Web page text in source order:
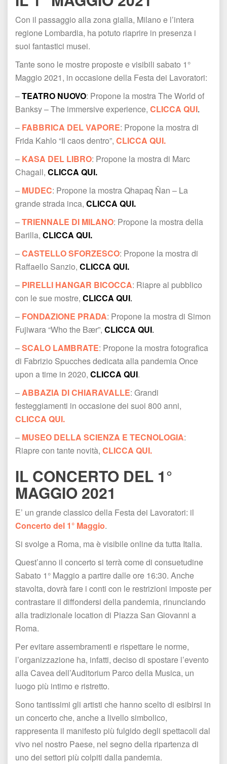
Con il passaggio alla zona gialla, Milano e l’intera
regione Lombardia, ha potuto riaprire in presenza i
uoi fantastici musei.
Tante sono le mostre proposte e visibili sabato 1°
Maggio 2021, in occasione della Festa dei Lavoratori:
– TEATRO NUOVO: Propone la mostra The World of
Banksy – The immersive experience, CLICCA QUI.
– FABBRICA DEL VAPORE: Propone la mostra di
Frida Kahlo “Il caos dentro”, CLICCA QUI.
– KASA DEL LIBRO: Propone la mostra di Marc
Chagall, CLICCA QUI.
– MUDEC: Propone la mostra Qhapaq Ñan – La
grande strada inca, CLICCA QUI.
– TRIENNALE DI MILANO: Propone la mostra della
Barilla, CLICCA QUI.
– CASTELLO SFORZESCO: Propone la mostra di
Raffaello Sanzio, CLICCA QUI.
– PIRELLI HANGAR BICOCCA: Riapre al pubblico
con le sue mostre, CLICCA QUI.
– FONDAZIONE PRADA: Propone la mostra di Simon
Fujiwara “Who the Bær”, CLICCA QUI.
– SCALO LAMBRATE: Propone la mostra fotografica
di Fabrizio Spucches dedicata alla pandemia Once
upon a time in 2020, CLICCA QUI.
– ABBAZIA DI CHIARAVALLE: Grandi
festeggiamenti in occasione dei suoi 800 anni,
CLICCA QUI.
– MUSEO DELLA SCIENZA E TECNOLOGIA:
Riapre con tante novità, CLICCA QUI.
IL CONCERTO DEL 1°
MAGGIO 2021
E’ un grande classico della Festa dei Lavoratori: il
Concerto del 1° Maggio.
Si svolge a Roma, ma è visibile online da tutta Italia.
Quest’anno il concerto si terrà come di consuetudine
Sabato 1° Maggio a partire dalle ore 16:30. Anche
tavolta, dovrà fare i conti con le restrizioni imposte per
contrastare il diffondersi della pandemia, rinunciando
alla tradizionale location di Piazza San Giovanni a
Roma.
Per evitare assembramenti e rispettare le norme,
l’organizzazione ha, infatti, deciso di spostare l’evento
alla Cavea dell’Auditorium Parco della Musica, un
luogo più intimo e ristretto.
Sono tantissimi gli artisti che hanno scelto di esibirsi in
un concerto che, anche a livello simbolico,
rappresenta il manifesto più fulgido degli spettacoli dal
vivo nel nostro Paese, nel segno della ripartenza di
uno dei settori più colpiti dalla pandemia.